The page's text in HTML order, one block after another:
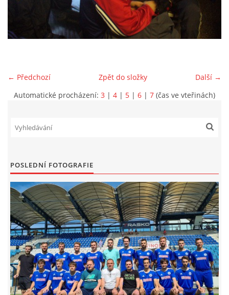
MLADŠÍ ŽÁCI
STARŠÍ PŘÍPRAVKA R 2012 + 2013
ARCHÍV
DOTACE
FKD, z.s.
Drnovice 704
68304 Drnovice
← Předchozí Další →
Zpět do složky
Automatické procházení: 3 | 4 | 5 | 6 | 7 (čas ve vteřinách)
POSLEDNÍ FOTOGRAFIE